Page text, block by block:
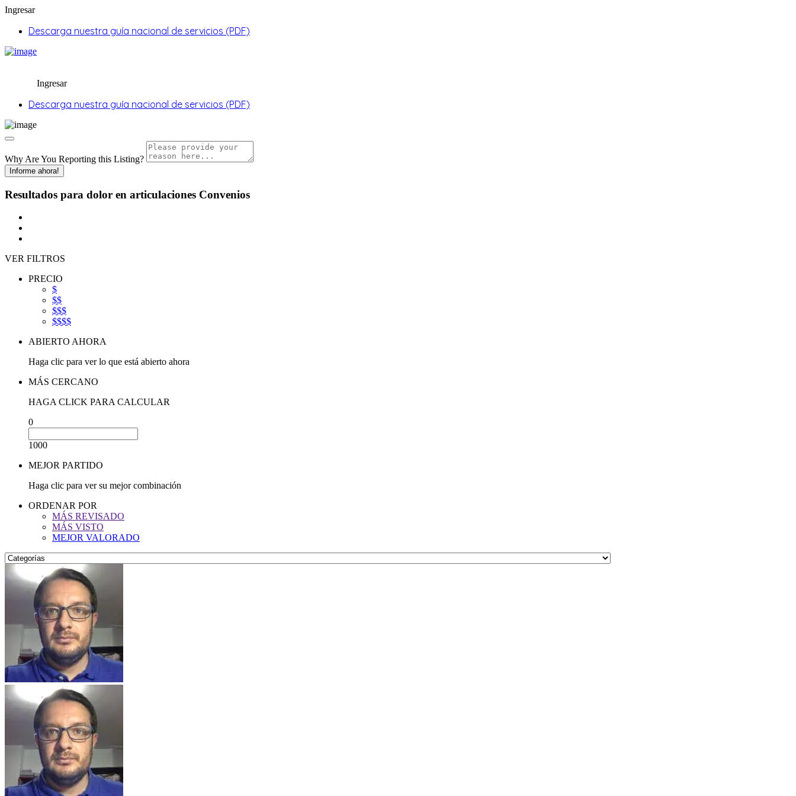
Ingresar
Descarga nuestra guía nacional de servicios (PDF)
Ingresar
Descarga nuestra guía nacional de servicios (PDF)
Why Are You Reporting this Listing?
Informe ahora!
Resultados para dolor en articulaciones Convenios
VER FILTROS
PRECIO
$
$$
$$$
$$$$
ABIERTO AHORA
Haga clic para ver lo que está abierto ahora
MÁS CERCANO
HAGA CLICK PARA CALCULAR
0
1000
MEJOR PARTIDO
Haga clic para ver su mejor combinación
ORDENAR POR
MÁS REVISADO
MÁS VISTO
MEJOR VALORADO